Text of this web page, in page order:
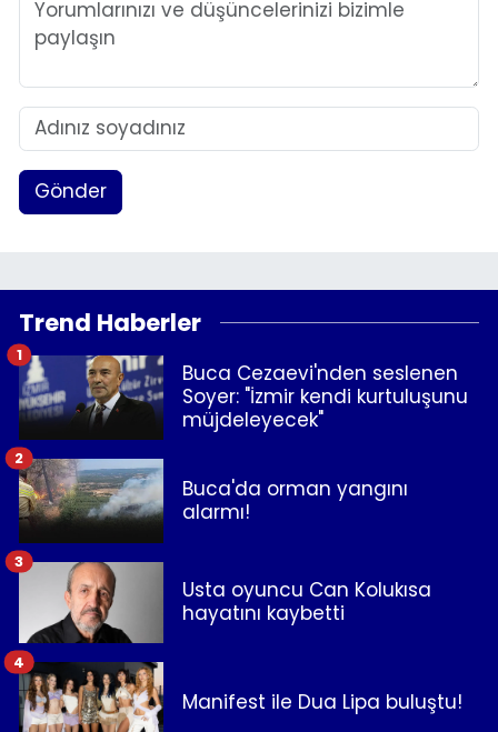
Gönder
Trend Haberler
Buca Cezaevi'nden seslenen
Soyer: "İzmir kendi kurtuluşunu
müjdeleyecek"
1
Buca'da orman yangını
alarmı!
2
Usta oyuncu Can Kolukısa
hayatını kaybetti
3
Manifest ile Dua Lipa buluştu!
4